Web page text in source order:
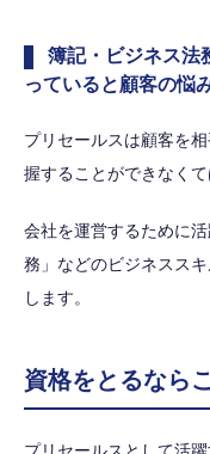
簿記・ビジネス法
っていると顧客の悩
プリセールスは顧客を
握することができなく
会社を運営するために
務」などのビジネスス
します。
資格をとるなら